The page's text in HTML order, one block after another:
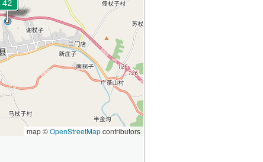
map ©OpenStreetMapcontributors